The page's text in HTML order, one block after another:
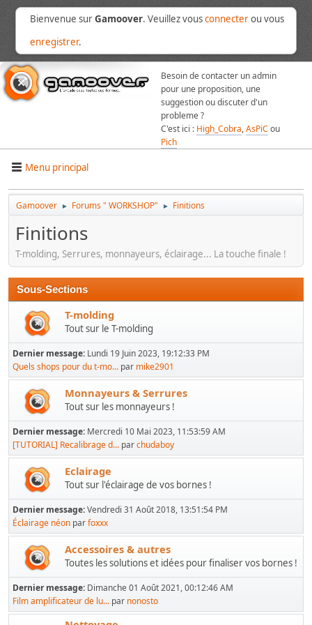
Bienvenue surGamoover. Veuillez vousconnecterou vous
enregistrer.
Besoin de contacter un admin
pour une proposition, une
suggestion ou discuter d'un
probleme ?
C'est ici : High_Cobra,AsPiC ou
Pich
Menu principal
Gamoover ► Forums " WORKSHOP" ► Finitions
Finitions
T-molding, Serrures, monnayeurs, éclairage... La touche finale !
Sous-Sections
T-molding
Tout sur le T-molding
Dernier message: Lundi 19 Juin 2023, 19:12:33 PM
Quels shops pour du t-mo... par mike2901
Monnayeurs & Serrures
Tout sur les monnayeurs !
Dernier message: Mercredi 10 Mai 2023, 11:53:59 AM
[TUTORIAL] Recalibrage d... parchudaboy
Eclairage
Tout sur l'éclairage de vos bornes !
Dernier message:Vendredi 31 Août 2018, 13:51:54 PM
Éclairage néon parfoxxx
Accessoires & autres
Toutes les solutions et idées pour finaliser vos bornes !
Dernier message: Dimanche 01 Août 2021, 00:12:46 AM
Film amplificateur de lu... par nonosto